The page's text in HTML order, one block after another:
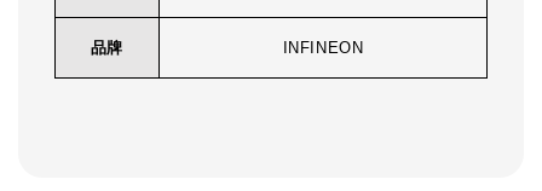
品牌 INFINEON